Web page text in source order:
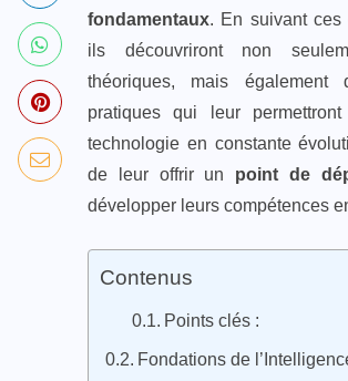
fondamentaux. En suivant ces
ils découvriront non
théoriques, mais également
pratiques qui leur permettront
technologie en constante
de leur offrir un point de
développer leurs compétences
Contenus
Points clés :
Fondations de